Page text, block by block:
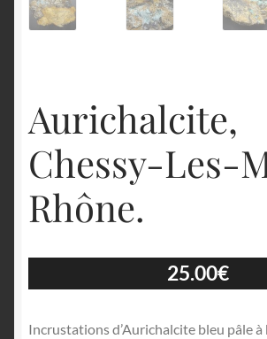
Aurichalcite,
Chessy-Les-
Rhône.
25.00€
Incrustations d’Aurichalcite bleu pâle à